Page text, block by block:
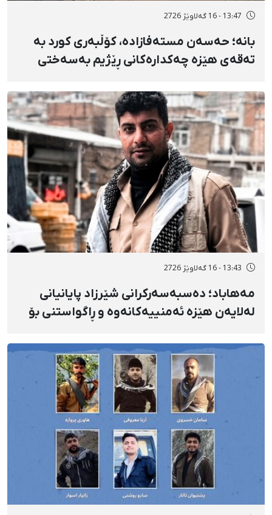
13:47 - 16 گەلاوێژ 2726
بانه؛ حەسەن مستەفازادە، کۆڵبەری کورد بە
تەقەی هێزە چەکدارەکانی ڕێژیم بەسەختی
13:43 - 16 گەلاوێژ 2726
مەهاباد؛ دەسبەسەرکرانی شێرزاد پایانیانی
لەلایەن هێزە ئەمنییەکانەوە و ڕاگواستنی بۆ